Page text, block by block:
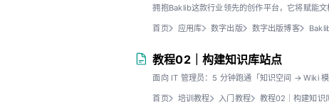
拥抱Baklib这款行业领先的创作平台，它将赋能
首页 应用库 数字出版 数字出版博客
教程02｜构建知识库站点
面向 IT 管理员：5 分钟跑通「知识空间 → Wiki
首页 培训教程 入门教程 教程02｜构建知识